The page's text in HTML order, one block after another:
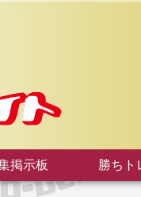
掲示板 勝ちト